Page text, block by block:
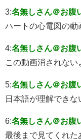
3:名無しさん＠お腹
ハートの心電図の動
4:名無しさん＠お腹
この動画消されない
5:名無しさん＠お腹
日本語が理解できな
6:名無しさん＠お腹
最後まで見てくれた